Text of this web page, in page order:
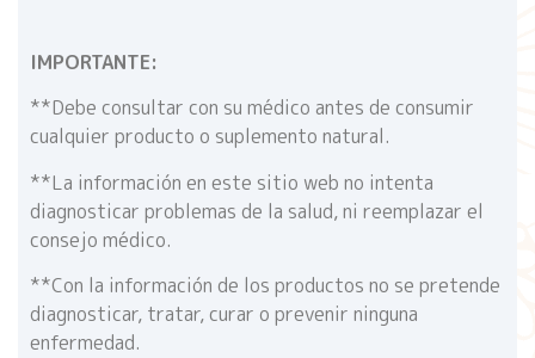
IMPORTANTE:
**Debe consultar con su médico antes de consumir
cualquier producto o suplemento natural.
**La información en este sitio web no intenta
diagnosticar problemas de la salud, ni reemplazar el
consejo médico.
**Con la información de los productos no se pretende
diagnosticar, tratar, curar o prevenir ninguna
enfermedad.